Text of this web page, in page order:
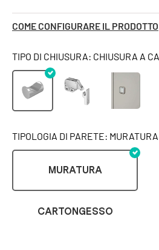
COME CONFIGURARE IL PRODOTTO
TIPO DI CHIUSURA: CHIUSURA A
TIPOLOGIA DI PARETE: MURATURA
MURATURA
CARTONGESSO